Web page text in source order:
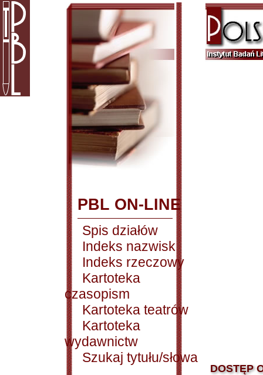
PBL ON-LINE
Spis działów
Indeks nazwisk
Indeks rzeczowy
Kartoteka
czasopism
Kartoteka teatrów
Kartoteka
wydawnictw
Szukaj tytułu/słowa
DOSTĘP